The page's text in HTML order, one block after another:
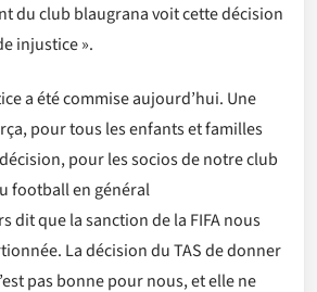
du club blaugrana voit cette décision
injustice ».
a été commise aujourd’hui. Une
pour tous les enfants et familles
pour les socios de notre club
football en général
dit que la sanction de la FIFA nous
La décision du TAS de donner
pas bonne pour nous, et elle ne